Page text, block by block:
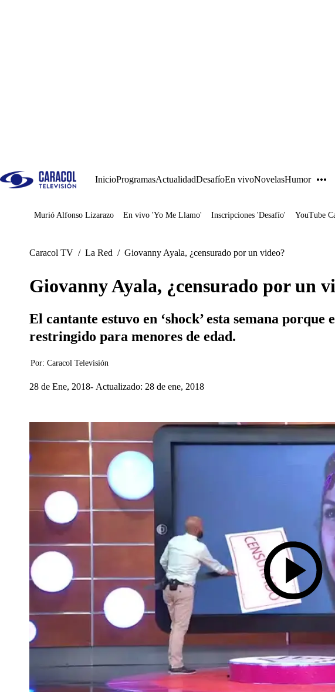
InicioProgramasActualidadDesafíoEn vivoNovelasHumor
Juegos
Murió Alfonso Lizarazo En vivo 'Yo Me Llamo' Inscripciones 'Desafío' YouTube
Caracol TV / La Red / Giovanny Ayala, ¿censurado por un video?
Giovanny Ayala, ¿censurado por un
El cantante estuvo en ‘shock’ esta semana
restringido para menores de edad.
Por: Caracol Televisión
28 de Ene, 2018 Actualizado: 28 de ene, 2018